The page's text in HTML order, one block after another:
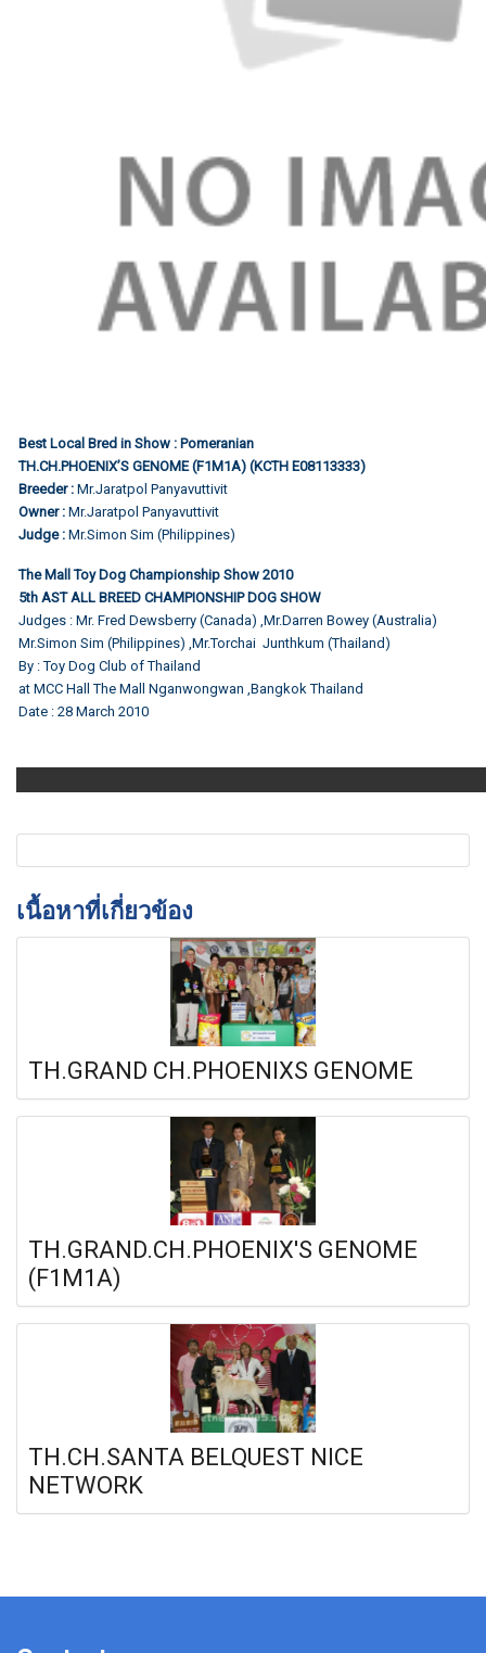
Best Local Bred in Show : Pomeranian
TH.CH.PHOENIX’S GENOME (F1M1A) (KCTH E08113333)
Breeder : Mr.Jaratpol Panyavuttivit
Owner : Mr.Jaratpol Panyavuttivit
Judge : Mr.Simon Sim (Philippines)
The Mall Toy Dog Championship Show 2010
5th AST ALL BREED CHAMPIONSHIP DOG SHOW
Judges : Mr. Fred Dewsberry (Canada) ,Mr.Darren Bowey (Australia)
Mr.Simon Sim (Philippines) ,Mr.Torchai Junthkum (Thailand)
By : Toy Dog Club of Thailand
at MCC Hall The Mall Nganwongwan ,Bangkok Thailand
Date : 28 March 2010
เนื้อหาที่เกี่ยวข้อง
TH.GRAND CH.PHOENIXS GENOME
TH.GRAND.CH.PHOENIX'S GENOME
(F1M1A)
TH.CH.SANTA BELQUEST NICE
NETWORK